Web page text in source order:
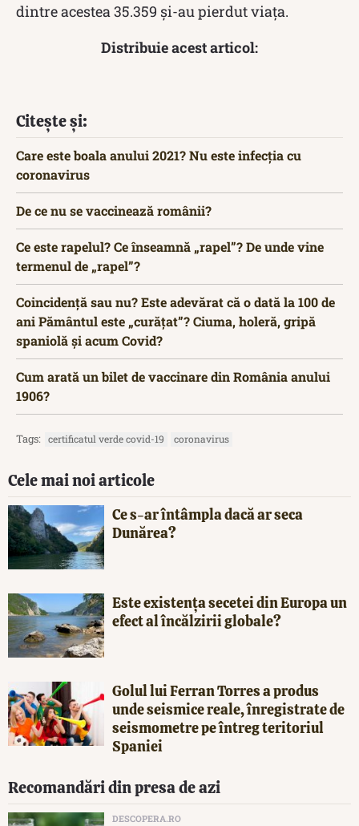
dintre acestea 35.359 și-au pierdut viața.
Distribuie acest articol:
Citește și:
Care este boala anului 2021? Nu este infecția cu
coronavirus
De ce nu se vaccinează românii?
Ce este rapelul? Ce înseamnă „rapel”? De unde vine
termenul de „rapel”?
Coincidență sau nu? Este adevărat că o dată la 100 de
ani Pământul este „curățat”? Ciuma, holeră, gripă
spaniolă și acum Covid?
Cum arată un bilet de vaccinare din România anului
1906?
Tags: certificatul verde covid-19 coronavirus
Cele mai noi articole
Ce s-ar întâmpla dacă ar seca
Dunărea?
Este existența secetei din Europa un
efect al încălzirii globale?
Golul lui Ferran Torres a produs
unde seismice reale, înregistrate de
seismometre pe întreg teritoriul
Spaniei
Recomandări din presa de azi
DESCOPERA.RO